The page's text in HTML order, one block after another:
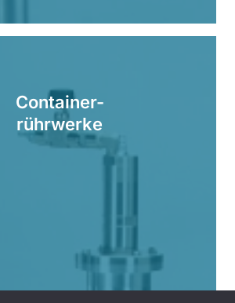
Container-
rührwerke